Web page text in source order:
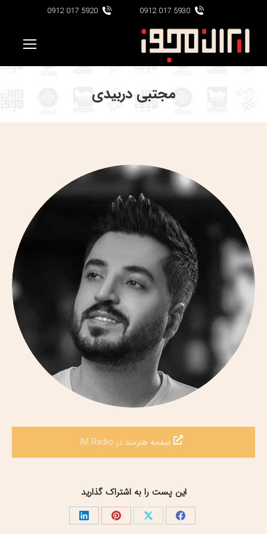
5930 017 0912
5920 017 0912
مجتبی دربیدی
صفحه هنرمند در IM Radio
این پست را به اشتراک گذارید
اشتراک اشتراک اشتراک اشتراک